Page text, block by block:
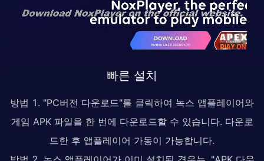
빠른 설치
방법 1. "PC버전 다운로드"를 클릭하여 녹스 앱플레이어와
게임 APK 파일을 한 번에 다운로드할 수 있습니다. 다운로
드한 후 앱플레이어 가동이 가능합니다.